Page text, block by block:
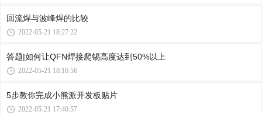
回流焊与波峰焊的比较
2022-05-21 18:27:22
答题|如何让QFN焊接爬锡高度达到50%以上
2022-05-21 18:16:56
5步教你完成小熊派开发板贴片
2022-05-21 17:40:57